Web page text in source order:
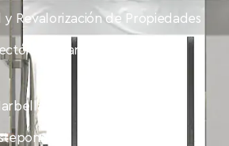
Revalorización de Propiedades
para Alojamientos